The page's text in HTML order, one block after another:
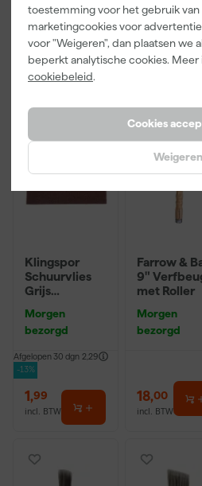
toestemming voor het gebruik van
marketingcookies voor
voor "Weigeren", dan plaatsen we
beperkt analytische cookies.
cookiebeleid.
Cookies
Weigeren
6,50
incl. BTW
22,00
incl. BTW
Klingspor
Schuurvlies
Grijs
Ultra Fijn
Morgen
bezorgd
Afgelopen 30 dgn 2,29
-13%
1,99
incl. BTW
Farrow &
9"
met Roller
Morgen
bezorgd
18,00
incl. BTW